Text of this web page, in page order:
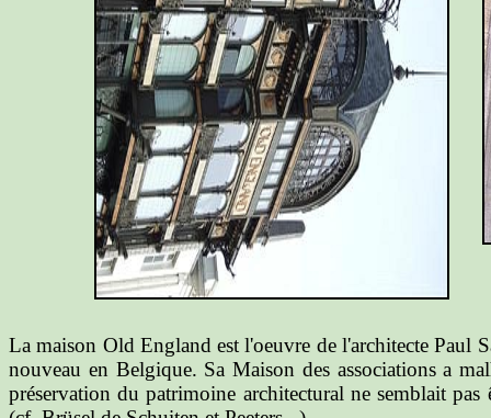
La maison Old England est l'oeuvre de l'architecte
nouveau en Belgique. Sa Maison des associations a
préservation du patrimoine architectural ne semblait